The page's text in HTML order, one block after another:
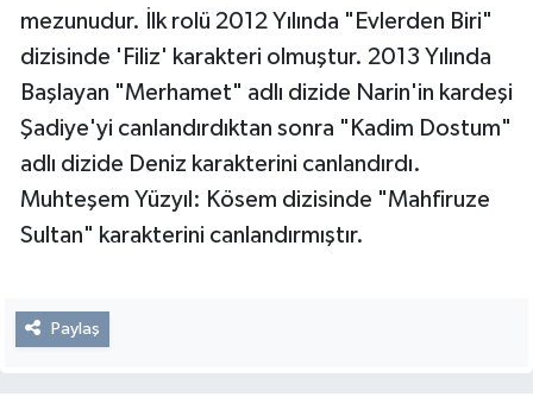
mezunudur. İlk rolü 2012 Yılında "Evlerden Biri"
dizisinde 'Filiz' karakteri olmuştur. 2013 Yılında
Başlayan "Merhamet" adlı dizide Narin'in kardeşi
Şadiye'yi canlandırdıktan sonra "Kadim Dostum"
adlı dizide Deniz karakterini canlandırdı.
Muhteşem Yüzyıl: Kösem dizisinde "Mahfiruze
Sultan" karakterini canlandırmıştır.
Paylaş